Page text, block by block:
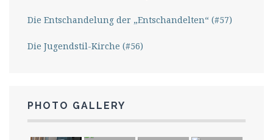
Die Entschandelung der „Entschandelten“ (#57)
Die Jugendstil-Kirche (#56)
PHOTO GALLERY